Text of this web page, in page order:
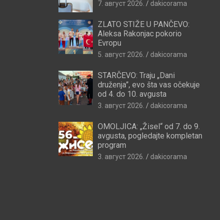
7. август 2026. dakicorama
ZLATO STIŽE U PANČEVO:
Aleksa Rakonjac pokorio
Evropu
5. август 2026. dakicorama
STARČEVO: Traju „Dani
druženja”, evo šta vas očekuje
od 4. do 10. avgusta
3. август 2026. dakicorama
OMOLJICA: „Žisel“ od 7. do 9.
avgusta, pogledajte kompletan
program
3. август 2026. dakicorama